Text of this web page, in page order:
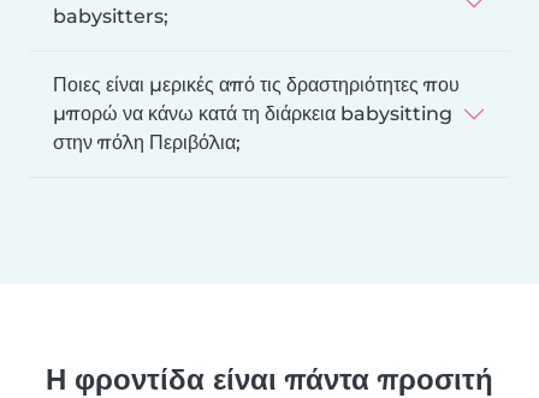
babysitters;
Ποιες είναι μερικές από τις δραστηριότητες που
μπορώ να κάνω κατά τη διάρκεια babysitting
στην πόλη Περιβόλια;
Η φροντίδα είναι πάντα προσιτή